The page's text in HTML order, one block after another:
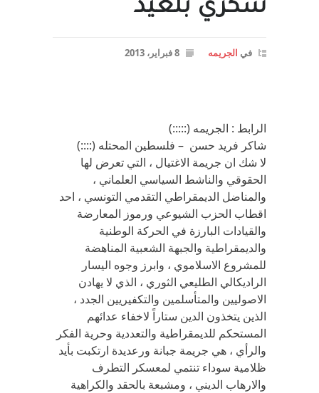
شكري بلعيد
في الجريمه 8 فبراير، 2013
الرابط : الجريمه (:::::)
شاكر فريد حسن – فلسطين المحتله (::::)
لا شك ان جريمة الاغتيال ، التي تعرض لها
الحقوقي والناشط السياسي العلماني ،
والمناضل الديمقراطي التقدمي التونسي ، احد
اقطاب الحزب الشيوعي ورموز المعارضة
والقيادات البارزة في الحركة الوطنية
والديمقراطية والجبهة الشعبية المناهضة
للمشروع الاسلاموي ، وابرز وجوه اليسار
الراديكالي الطليعي الثوري ، الذي لا يهادن
الاصوليين والمتأسلمين والتكفيريين الجدد ،
الذين يتخذون الدين ستاراً لاخفاء عدائهم
المستحكم للديمقراطية والتعددية وحرية الفكر
والرأي ، هي جريمة جبانة ورعديدة ارتكبت بأيد
ظلامية سوداء تنتمي لمعسكر التطرف
والارهاب الديني ، ومشبعة بالحقد والكراهية